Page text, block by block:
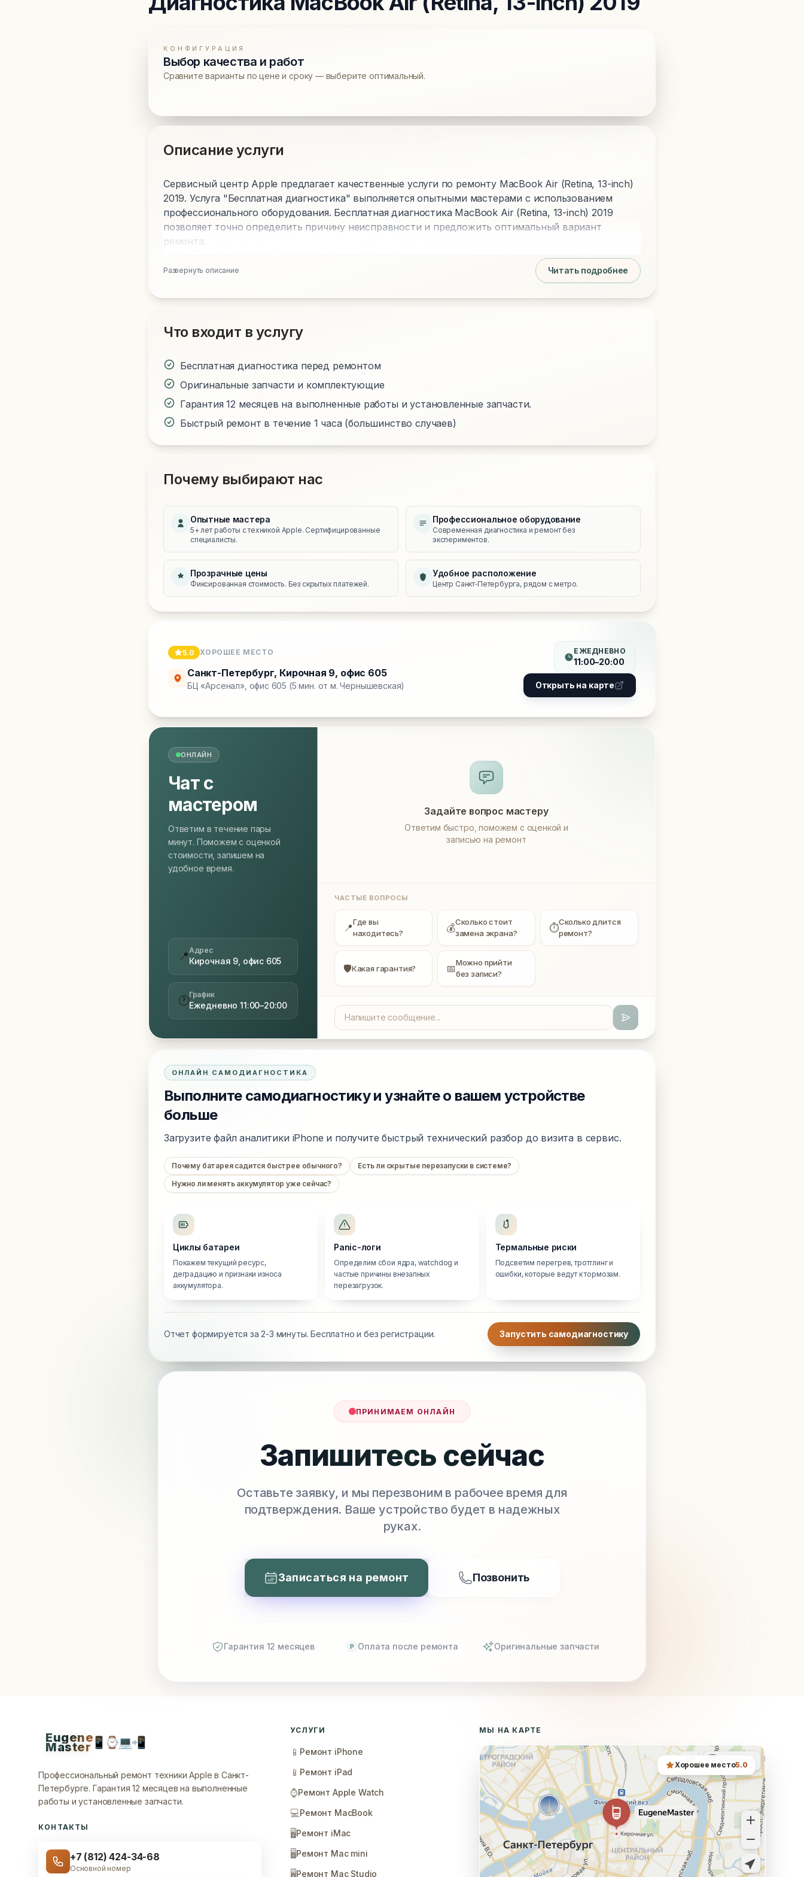
КОНФИГУРАЦИЯ
Выбор качества и работ
Сравните варианты по цене и сроку — выберите оптимальный.
Описание услуги
Сервисный центр Apple предлагает качественные услуги по ремонту MacBook Air (Retina, 13-inch)
2019. Услуга "Бесплатная диагностика" выполняется опытными мастерами с использованием
профессионального оборудования. Бесплатная диагностика MacBook Air (Retina, 13-inch) 2019
позволяет точно определить причину неисправности и предложить оптимальный вариант
ремонта.
Развернуть описание Читать подробнее
Что входит в услугу
Бесплатная диагностика перед ремонтом
Оригинальные запчасти и комплектующие
Гарантия 12 месяцев на выполненные работы и установленные запчасти.
Быстрый ремонт в течение 1 часа (большинство случаев)
Почему выбирают нас
Опытные мастера
5+ лет работы с техникой Apple. Сертифицированные
специалисты.
Профессиональное оборудование
Современная диагностика и ремонт без
экспериментов.
Прозрачные цены
Фиксированная стоимость. Без скрытых платежей.
Удобное расположение
Центр Санкт‑Петербурга, рядом с метро.
5.0 ХОРОШЕЕ МЕСТО
Санкт-Петербург, Кирочная 9, офис 605
БЦ «Арсенал», офис 605 (5 мин. от м. Чернышевская)
ЕЖЕДНЕВНО
11:00–20:00
Открыть на карте
ОНЛАЙН
Чат с
мастером
Ответим в течение пары
минут. Поможем с оценкой
стоимости, запишем на
удобное время.
📍Адрес
Кирочная 9, офис 605
🕐График
Ежедневно 11:00–20:00
Задайте вопрос мастеру
Ответим быстро, поможем с оценкой и
записью на ремонт
ЧАСТЫЕ ВОПРОСЫ
📍Где вы
находитесь?
💰Сколько стоит
замена экрана?
⏱Сколько длится
ремонт?
🛡Какая гарантия? 📅Можно прийти
без записи?
ОНЛАЙН САМОДИАГНОСТИКА
Выполните самодиагностику и узнайте о вашем устройстве
больше
Загрузите файл аналитики iPhone и получите быстрый технический разбор до визита в сервис.
Почему батарея садится быстрее обычного?
Есть ли скрытые перезапуски в системе?
Нужно ли менять аккумулятор уже сейчас?
Циклы батареи
Покажем текущий ресурс,
деградацию и признаки износа
аккумулятора.
Panic-логи
Определим сбои ядра, watchdog и
частые причины внезапных
перезагрузок.
Термальные риски
Подсветим перегрев, троттлинг и
ошибки, которые ведут к тормозам.
Отчет формируется за 2-3 минуты. Бесплатно и без регистрации. Запустить самодиагностику
ПРИНИМАЕМ ОНЛАЙН
Запишитесь сейчас
Оставьте заявку, и мы перезвоним в рабочее время для
подтверждения. Ваше устройство будет в надежных
руках.
Записаться на ремонт Позвонить
Гарантия 12 месяцев P Оплата после ремонта Оригинальные запчасти
Eugene
Master📱 ⌚💻📲
Профессиональный ремонт техники Apple в Санкт-
Петербурге. Гарантия 12 месяцев на выполненные
работы и установленные запчасти.
КОНТАКТЫ
+7 (812) 424-34-68
Основной номер
УСЛУГИ
📱 Ремонт iPhone
📱 Ремонт iPad
⌚Ремонт Apple Watch
💻Ремонт MacBook
🖥️Ремонт iMac
🖥️Ремонт Mac mini
🖥️Ремонт Mac Studio
МЫ НА КАРТЕ
Хорошее место5.0